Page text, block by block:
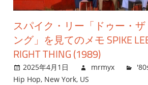
スパイク・リー「ドゥー・
ング」を見てのメモ SPIKE
RIGHT THING (1989)
2025年4月1日 mrmyx
Hip Hop, New York, US